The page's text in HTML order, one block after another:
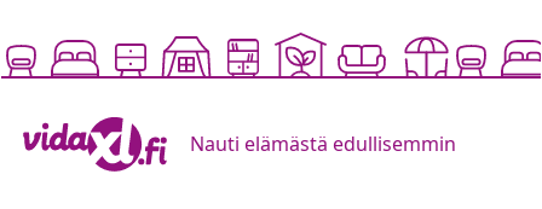
Nauti elämästä edullisemmin